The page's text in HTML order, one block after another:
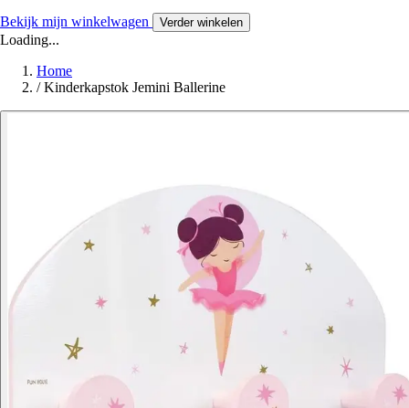
Bekijk mijn winkelwagen Verder winkelen
Loading...
Home
/ Kinderkapstok Jemini Ballerine